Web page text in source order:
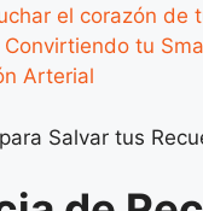
el corazón de
tu
Arterial
Salvar tus